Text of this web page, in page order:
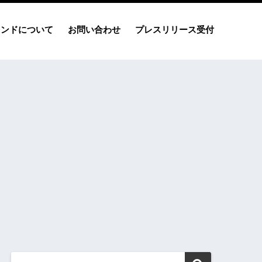
ドについて お問い合わせ プレスリリース受付